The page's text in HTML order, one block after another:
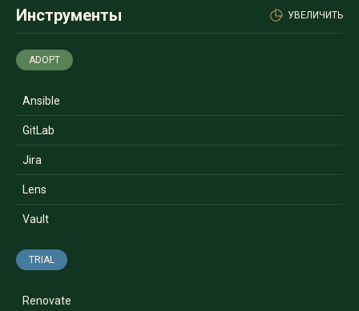
Инструменты УВЕЛИЧИТЬ
ADOPT
Ansible
GitLab
Jira
Lens
Vault
TRIAL
Renovate